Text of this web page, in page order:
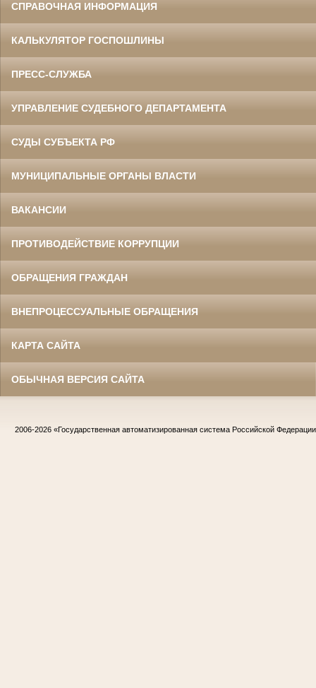
СПРАВОЧНАЯ ИНФОРМАЦИЯ
КАЛЬКУЛЯТОР ГОСПОШЛИНЫ
ПРЕСС-СЛУЖБА
УПРАВЛЕНИЕ СУДЕБНОГО ДЕПАРТАМЕНТА
СУДЫ СУБЪЕКТА РФ
МУНИЦИПАЛЬНЫЕ ОРГАНЫ ВЛАСТИ
ВАКАНСИИ
ПРОТИВОДЕЙСТВИЕ КОРРУПЦИИ
ОБРАЩЕНИЯ ГРАЖДАН
ВНЕПРОЦЕССУАЛЬНЫЕ ОБРАЩЕНИЯ
КАРТА САЙТА
ОБЫЧНАЯ ВЕРСИЯ САЙТА
2006-2026 «Государственная автоматизированная система Российской